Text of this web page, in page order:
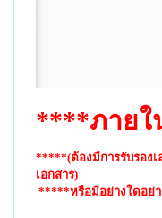
****ภายใ
*****(ต้องมีการรับรอง
เอกสาร)
*****หรือมีอย่างใดอย่